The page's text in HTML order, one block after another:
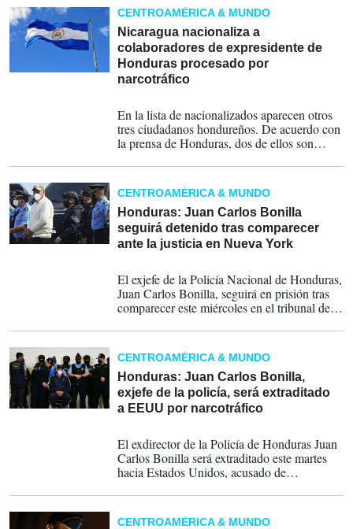
CENTROAMÉRICA & MUNDO
Nicaragua nacionaliza a
colaboradores de expresidente de
Honduras procesado por
narcotráfico
En la lista de nacionalizados aparecen otros
tres ciudadanos hondureños. De acuerdo con
la prensa de Honduras, dos de ellos son
también ha sido cuestionada por el CNA.
CENTROAMÉRICA & MUNDO
Honduras: Juan Carlos Bonilla
seguirá detenido tras comparecer
ante la justicia en Nueva York
El exjefe de la Policía Nacional de Honduras,
Juan Carlos Bonilla, seguirá en prisión tras
comparecer este miércoles en el tribunal del
que el expresidente hondureño Juan Orlando
Hernández, se declaró inocente, informaron
fuentes judiciales.
CENTROAMÉRICA & MUNDO
Honduras: Juan Carlos Bonilla,
exjefe de la policía, será extraditado
a EEUU por narcotráfico
El exdirector de la Policía de Honduras Juan
Carlos Bonilla será extraditado este martes
hacia Estados Unidos, acusado de
en nombre del expresidente Juan Orlando
Hernández, quien ya fue remitido ante la
CENTROAMÉRICA & MUNDO